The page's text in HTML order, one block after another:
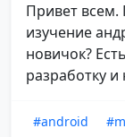
Привет всем.
изучение
новичок?
разработку
#android